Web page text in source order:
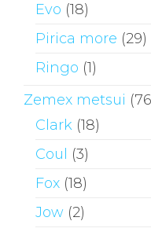
Evo (18)
Pirica more (29)
Ringo (1)
Zemex metsui
Clark (18)
Coul
(3)
Fox (18)
Jow (2)